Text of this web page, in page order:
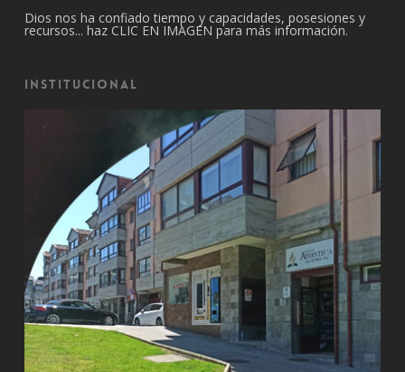
Dios nos ha confiado tiempo y capacidades, posesiones y
recursos... haz CLIC EN IMAGEN para más información.
Institucional